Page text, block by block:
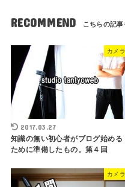
RECOMMEND
カメラ
2017.03.27
知識の無い初心者がブログ始める
ために準備したもの。第４回
カメラ